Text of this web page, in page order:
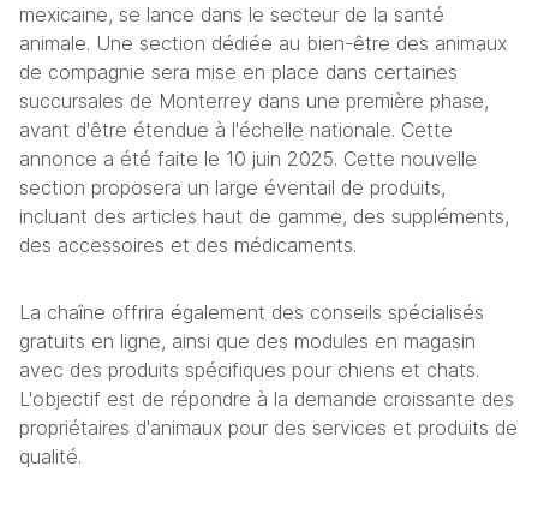
mexicaine, se lance dans le secteur de la santé
animale. Une section dédiée au bien-être des animaux
de compagnie sera mise en place dans certaines
succursales de Monterrey dans une première phase,
avant d'être étendue à l'échelle nationale. Cette
annonce a été faite le 10 juin 2025. Cette nouvelle
section proposera un large éventail de produits,
incluant des articles haut de gamme, des suppléments,
des accessoires et des médicaments.
La chaîne offrira également des conseils spécialisés
gratuits en ligne, ainsi que des modules en magasin
avec des produits spécifiques pour chiens et chats.
L'objectif est de répondre à la demande croissante des
propriétaires d'animaux pour des services et produits de
qualité.